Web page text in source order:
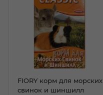
FIORY корм для морских
свинок и шиншилл